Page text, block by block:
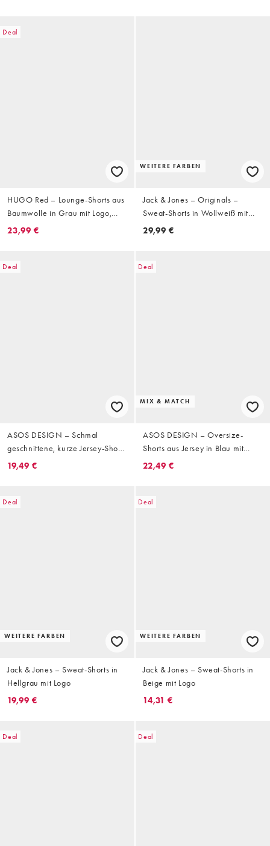
Deal
HUGO Red – Lounge-Shorts aus
Baumwolle in Grau mit Logo,
Kombiteil
23,99 €
WEITERE FARBEN
Jack & Jones – Originals –
Sweat-Shorts in Wollweiß mit
Logo
29,99 €
Deal
ASOS DESIGN – Schmal
geschnittene, kurze Jersey-Shorts
in Steinbeige mit strukturierten
19,49 €
Deal
MIX & MATCH
ASOS DESIGN – Oversize-
Shorts aus Jersey in Blau mit
Tasche hinten
22,49 €
Deal
WEITERE FARBEN
Jack & Jones – Sweat-Shorts in
Hellgrau mit Logo
19,99 €
Deal
WEITERE FARBEN
Jack & Jones – Sweat-Shorts in
Beige mit Logo
14,31 €
Deal Deal